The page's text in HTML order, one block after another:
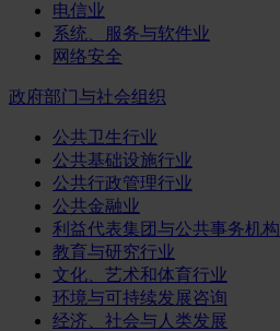
电信业
系统、服务与软件业
网络安全
政府部门与社会组织
公共卫生行业
公共基础设施行业
公共行政管理行业
公共金融业
利益代表集团与公共事务机构
教育与研究行业
文化、艺术和体育行业
环境与可持续发展咨询
经济、社会与人类发展